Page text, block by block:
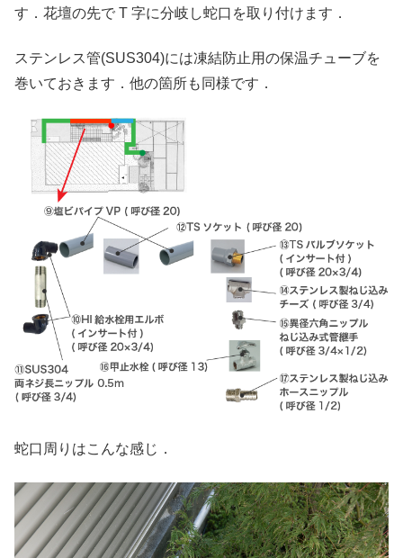
す．花壇の先で T 字に分岐し蛇口を取り付けます．
ステンレス管(SUS304)には凍結防止用の保温チューブを
巻いておきます．他の箇所も同様です．
蛇口周りはこんな感じ．